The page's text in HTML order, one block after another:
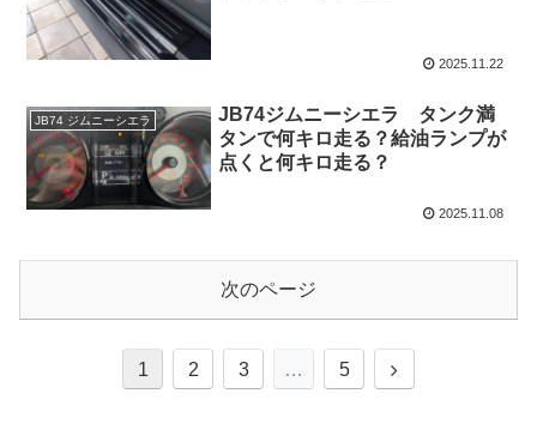
2025.11.22
JB74 ジムニーシエラ
JB74ジムニーシエラ タンク満
タンで何キロ走る？給油ランプが
点くと何キロ走る？
2025.11.08
次のページ
1 2 3 … 5
次